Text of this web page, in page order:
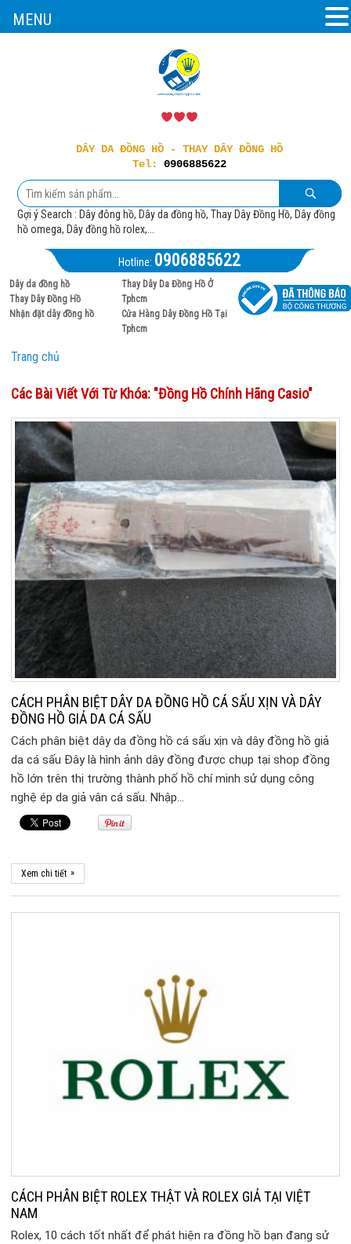
DÂY DA ĐỒNG HỒ - THAY DÂY ĐỒNG HỒ
Tel: 0906885622
Gợi ý Search : Dây đông hồ, Dây da đồng hồ, Thay Dây Đồng Hồ, Dây đồng
hồ omega, Dây đồng hồ rolex,...
Hotline: 0906885622
Dây da đồng hồ
Thay Dây Đồng Hồ
Nhận đặt dây đồng hồ
Thay Dây Da Đồng Hồ Ở
Tphcm
Cửa Hàng Dây Đồng Hồ Tại
Tphcm
Trang chủ
Các Bài Viết Với Từ Khóa: "đồng Hồ Chính Hãng Casio"
CÁCH PHÂN BIỆT DÂY DA ĐỒNG HỒ CÁ SẤU XỊN VÀ DÂY
ĐỒNG HỒ GIẢ DA CÁ SẤU
Cách phân biệt dây da đồng hồ cá sấu xịn và dây đồng hồ giả
da cá sấu Đây là hình ảnh dây đồng được chụp tại shop đồng
hồ lớn trên thị trường thành phố hồ chí minh sử dụng công
nghệ ép da giả vân cá sấu. Nhập…
Xem chi tiết »
CÁCH PHÂN BIỆT ROLEX THẬT VÀ ROLEX GIẢ TẠI VIỆT
NAM
Rolex, 10 cách tốt nhất để phát hiện ra đồng hồ bạn đang sử
MENU